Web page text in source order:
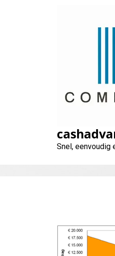
Snel, eenvoudig